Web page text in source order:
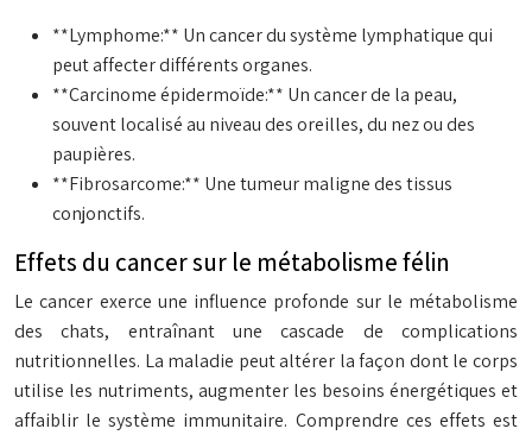
**Lymphome:** Un cancer du système lymphatique qui
peut affecter différents organes.
**Carcinome épidermoïde:** Un cancer de la peau,
souvent localisé au niveau des oreilles, du nez ou des
paupières.
**Fibrosarcome:** Une tumeur maligne des tissus
conjonctifs.
Effets du cancer sur le métabolisme félin
Le cancer exerce une influence profonde sur le métabolisme
des chats, entraînant une cascade de complications
nutritionnelles. La maladie peut altérer la façon dont le corps
utilise les nutriments, augmenter les besoins énergétiques et
affaiblir le système immunitaire. Comprendre ces effets est